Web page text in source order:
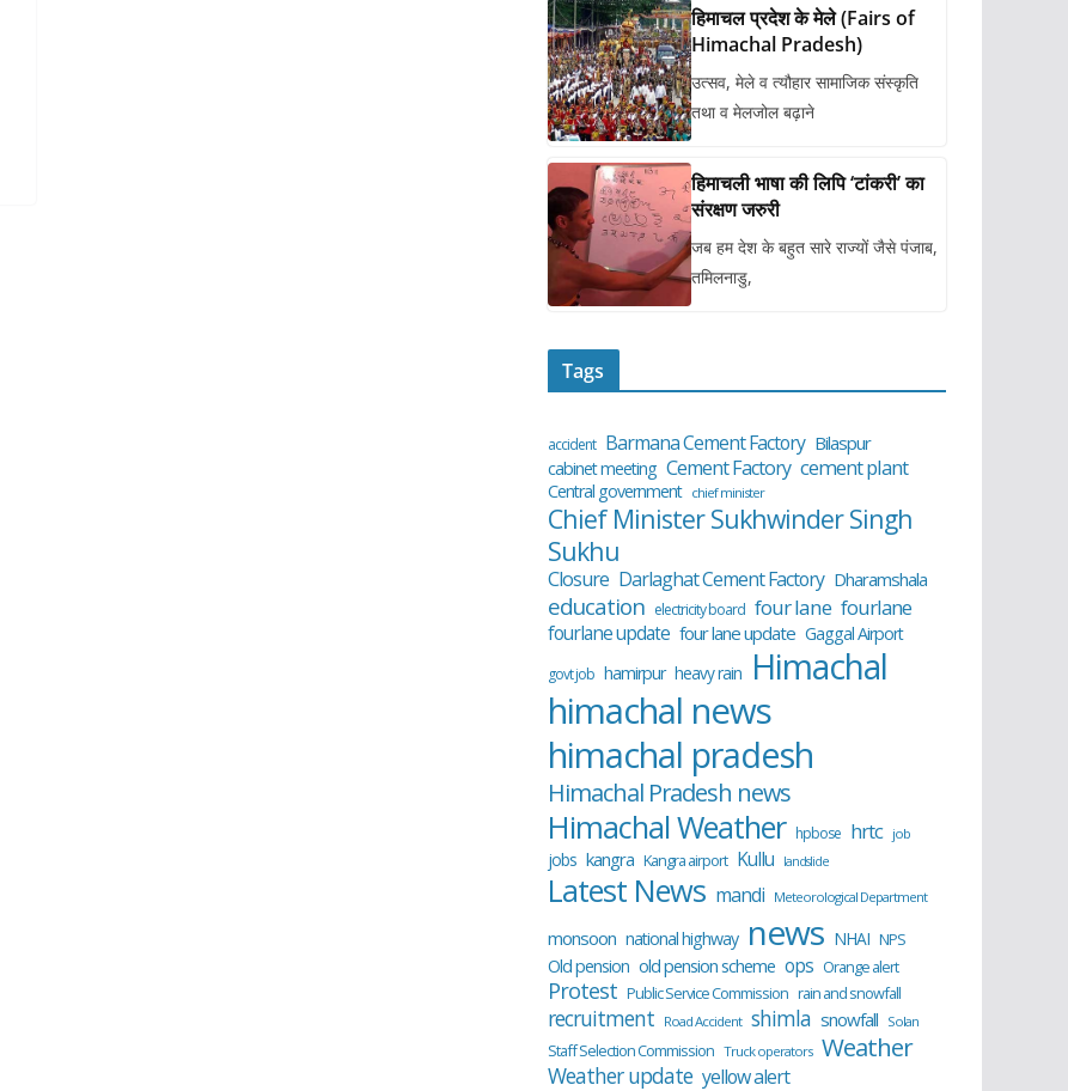
हिमाचल प्रदेश के मेले (Fairs of
Himachal Pradesh)
उत्सव, मेले व त्यौहार सामाजिक संस्कृति
तथा व मेलजोल बढ़ाने
हिमाचली भाषा की लिपि ‘टांकरी’ का
संरक्षण जरुरी
जब हम देश के बहुत सारे राज्यों जैसे पंजाब,
तमिलनाडु,
Tags
accident Barmana Cement Factory Bilaspur
cabinet meeting Cement Factory cement plant
Central government chief minister
Chief Minister Sukhwinder Singh
Sukhu
Closure Darlaghat Cement Factory Dharamshala
education electricity board four lane fourlane
fourlane update four lane update Gaggal Airport
govt job hamirpur heavy rain Himachal
himachal news
himachal pradesh
Himachal Pradesh news
Himachal Weather hpbose hrtc job
jobs kangra Kangra airport Kullu landslide
Latest News mandi Meteorological Department
monsoon national highway news NHAI NPS
Old pension old pension scheme ops Orange alert
Protest Public Service Commission rain and snowfall
recruitment Road Accident shimla snowfall Solan
Staff Selection Commission Truck operators Weather
Weather update yellow alert